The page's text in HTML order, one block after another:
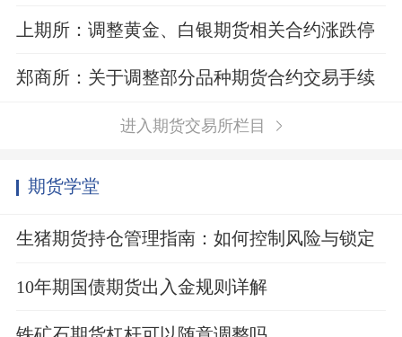
上期所：调整黄金、白银期货相关合约涨跌停
板幅度和交易保证金比例
郑商所：关于调整部分品种期货合约交易手续
费标准的通知进入期货交易所栏目
期货学堂
生猪期货持仓管理指南：如何控制风险与锁定
利润？
10年期国债期货出入金规则详解